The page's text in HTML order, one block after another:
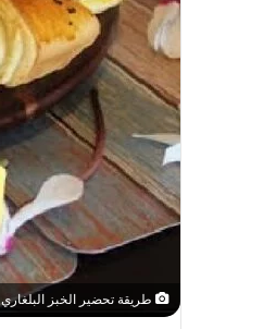
طريقة تحضير الخبز البلغاري